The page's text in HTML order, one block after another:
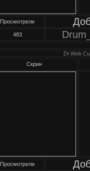
Просмотрели
483
Dr.Web
Скрин
Просмотрели